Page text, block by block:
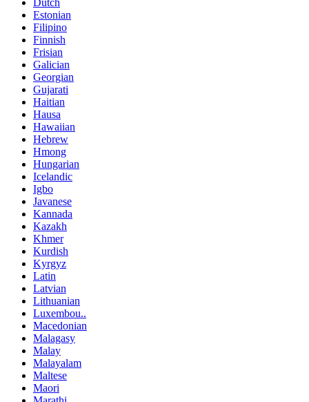
Dutch
Estonian
Filipino
Finnish
Frisian
Galician
Georgian
Gujarati
Haitian
Hausa
Hawaiian
Hebrew
Hmong
Hungarian
Icelandic
Igbo
Javanese
Kannada
Kazakh
Khmer
Kurdish
Kyrgyz
Latin
Latvian
Lithuanian
Luxembou..
Macedonian
Malagasy
Malay
Malayalam
Maltese
Maori